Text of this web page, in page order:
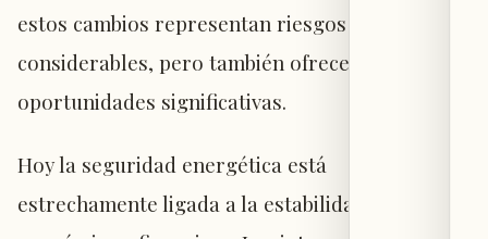
estos cambios representan riesgos
considerables, pero también ofrecen
oportunidades significativas.
Hoy la seguridad energética está
estrechamente ligada a la estabilidad